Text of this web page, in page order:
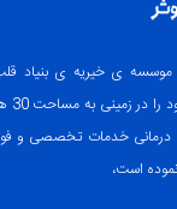
به موسسه ی خیریه ی
درمانی خدمات تخصصی و
است،